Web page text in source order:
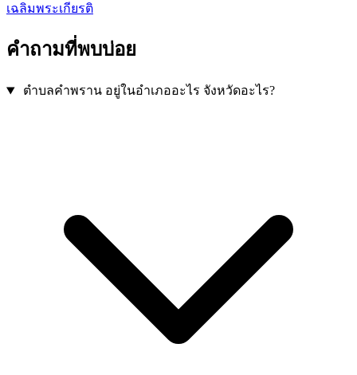
เฉลิมพระเกียรติ
คำถามที่พบบ่อย
ตำบลคำพราน อยู่ในอำเภออะไร จังหวัดอะไร?